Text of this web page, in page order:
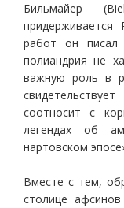
Бильмайер
работ он писал
полиандрия не
важную роль в
соотносит с
легендах об
нартовском
Вместе с тем,
столице